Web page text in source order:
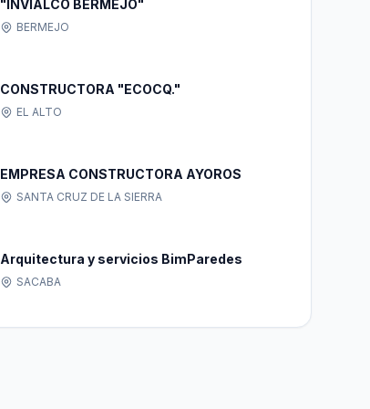
"INVIALCO BERMEJO"
BERMEJO
CONSTRUCTORA "ECOCQ."
EL ALTO
EMPRESA CONSTRUCTORA AYOROS
SANTA CRUZ DE LA SIERRA
Arquitectura y servicios BimParedes
SACABA